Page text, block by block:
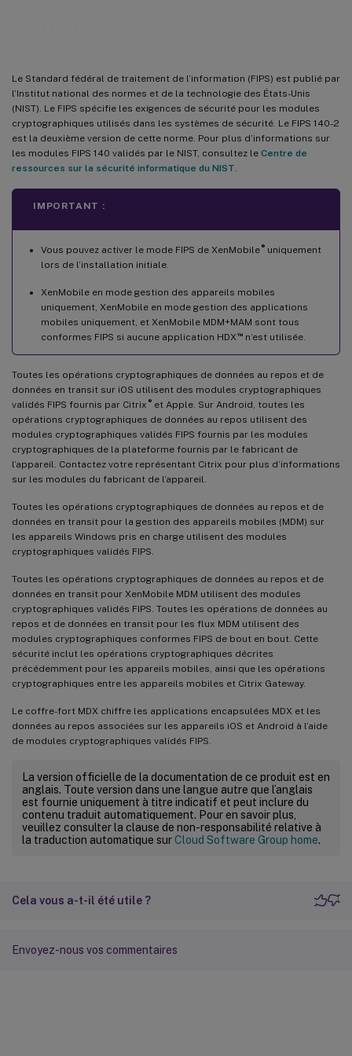
Le Standard fédéral de traitement de l’information (FIPS) est publié par
l’Institut national des normes et de la technologie des États-Unis
(NIST). Le FIPS spécifie les exigences de sécurité pour les modules
cryptographiques utilisés dans les systèmes de sécurité. Le FIPS 140-2
est la deuxième version de cette norme. Pour plus d’informations sur
les modules FIPS 140 validés par le NIST, consultez le Centre de
ressources sur la sécurité informatique du NIST
IMPORTANT :
Vous pouvez activer le mode FIPS de XenMobile ®uniquement
lors de l’installation initiale.
XenMobile en mode gestion des appareils mobiles
uniquement, XenMobile en mode gestion des applications
mobiles uniquement, et XenMobile MDM+MAM sont tous
conformes FIPS si aucune application HDX ™n’est utilisée.
Toutes les opérations cryptographiques de données au repos et de
données en transit sur iOS utilisent des modules cryptographiques
validés FIPS fournis par Citrix ®et Apple. Sur Android, toutes les
opérations cryptographiques de données au repos utilisent des
modules cryptographiques validés FIPS fournis par les modules
cryptographiques de la plateforme fournis par le fabricant de
l’appareil. Contactez votre représentant Citrix pour plus d’informations
sur les modules du fabricant de l’appareil.
Toutes les opérations cryptographiques de données au repos et de
données en transit pour la gestion des appareils mobiles (MDM) sur
les appareils Windows pris en charge utilisent des modules
cryptographiques validés FIPS.
Toutes les opérations cryptographiques de données au repos et de
données en transit pour XenMobile MDM utilisent des modules
cryptographiques validés FIPS. Toutes les opérations de données au
repos et de données en transit pour les flux MDM utilisent des
modules cryptographiques conformes FIPS de bout en bout. Cette
sécurité inclut les opérations cryptographiques décrites
précédemment pour les appareils mobiles, ainsi que les opérations
cryptographiques entre les appareils mobiles et Citrix Gateway.
Le coffre-fort MDX chiffre les applications encapsulées MDX et les
données au repos associées sur les appareils iOS et Android à l’aide
de modules cryptographiques validés FIPS.
La version officielle de la documentation de ce produit est en
anglais. Toute version dans une langue autre que l’anglais
est fournie uniquement à titre indicatif et peut inclure du
contenu traduit automatiquement. Pour en savoir plus,
veuillez consulter la clause de non-responsabilité relative à
la traduction automatique surCloud Software Group home.
Cela vous a-t-il été utile ?
Envoyez-nous vos commentaires